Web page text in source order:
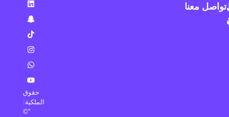
حقوق
الملكية:
"©
تواصل معنا